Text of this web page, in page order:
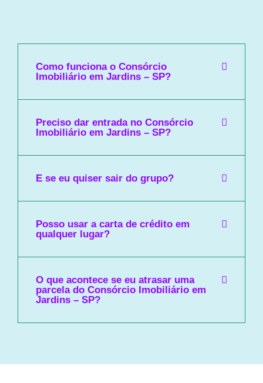
Como funciona o Consórcio
Imobiliário em Jardins – SP?
Preciso dar entrada no Consórcio
Imobiliário em Jardins – SP?
E se eu quiser sair do grupo?
Posso usar a carta de crédito em
qualquer lugar?
O que acontece se eu atrasar uma
parcela do Consórcio Imobiliário em
Jardins – SP?